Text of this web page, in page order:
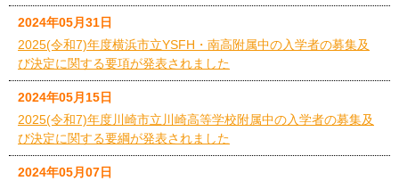
2024年05月31日
2025(令和7)年度横浜市立YSFH・南高附属中の入学者の募集及
び決定に関する要項が発表されました
2024年05月15日
2025(令和7)年度川崎市立川崎高等学校附属中の入学者の募集及
び決定に関する要綱が発表されました
2024年05月07日